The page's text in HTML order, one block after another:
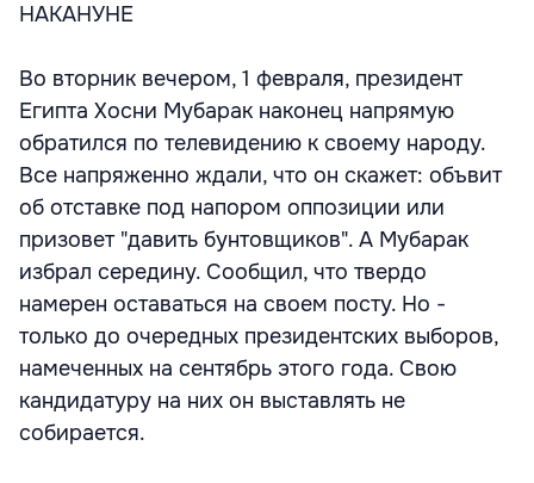
НАКАНУНЕ
Во вторник вечером, 1 февраля, президент
Египта Хосни Мубарак наконец напрямую
обратился по телевидению к своему народу.
Все напряженно ждали, что он скажет: объвит
об отставке под напором оппозиции или
призовет "давить бунтовщиков". А Мубарак
избрал середину. Сообщил, что твердо
намерен оставаться на своем посту. Но -
только до очередных президентских выборов,
намеченных на сентябрь этого года. Свою
кандидатуру на них он выставлять не
собирается.